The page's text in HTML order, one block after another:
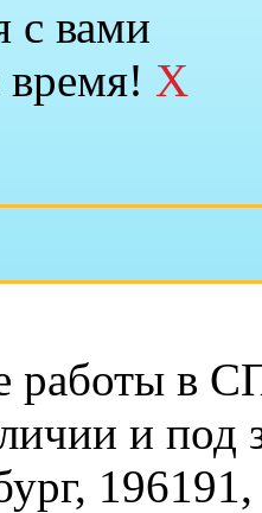
с вами
X
работы в
и под